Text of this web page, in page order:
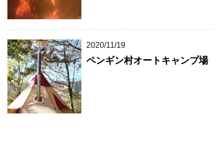
2020/11/19
ペンギン村オートキャンプ場